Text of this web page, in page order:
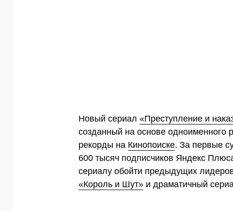
Новый сериал «Преступление и
созданный на основе одноименного
рекорды на Кинопоиске. За первые
600 тысяч подписчиков Яндекс
сериалу обойти предыдущих
«Король и Шут» и драматичный